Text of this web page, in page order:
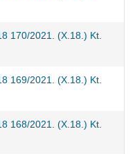
170/2021. (X.18.) Kt.
169/2021. (X.18.) Kt.
168/2021. (X.18.) Kt.